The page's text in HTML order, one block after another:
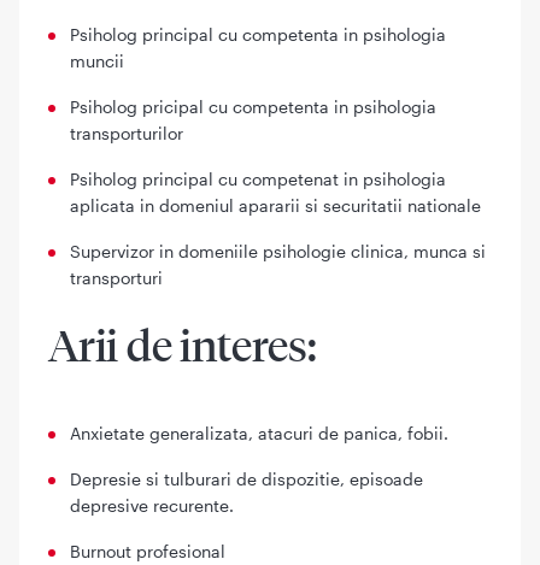
Psiholog principal cu competenta in psihologia
muncii
Psiholog pricipal cu competenta in psihologia
transporturilor
Psiholog principal cu competenat in psihologia
aplicata in domeniul apararii si securitatii nationale
Supervizor in domeniile psihologie clinica, munca si
transporturi
Arii de interes:
Anxietate generalizata, atacuri de panica, fobii.
Depresie si tulburari de dispozitie, episoade
depresive recurente.
Burnout profesional